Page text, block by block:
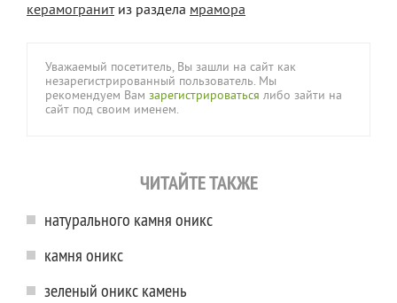
керамогранитиз раздела мрамора
Уважаемый посетитель, Вы зашли на сайт как
незарегистрированный пользователь. Мы
рекомендуем Вам зарегистрироваться либо зайти на
сайт под своим именем.
ЧИТАЙТЕ ТАКЖЕ
натурального камня оникс
камня оникс
зеленый оникс камень